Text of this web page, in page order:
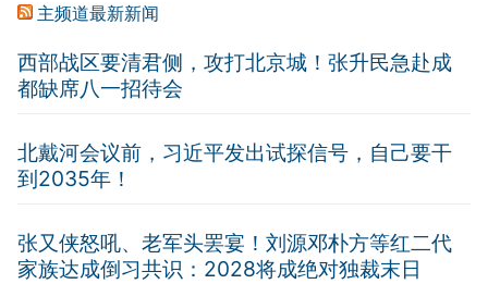
主频道最新新闻
西部战区要清君侧，攻打北京城！张升民急赴成
都缺席八一招待会
北戴河会议前，习近平发出试探信号，自己要干
到2035年！
张又侠怒吼、老军头罢宴！刘源邓朴方等红二代
家族达成倒习共识：2028将成绝对独裁末日